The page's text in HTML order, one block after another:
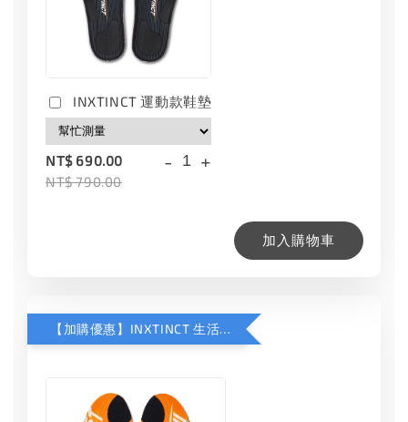
INXTINCT 運動款鞋墊
NT$ 690.00
NT$ 790.00
- +
加入購物車
【加購優惠】INXTINCT 生活日用鞋墊